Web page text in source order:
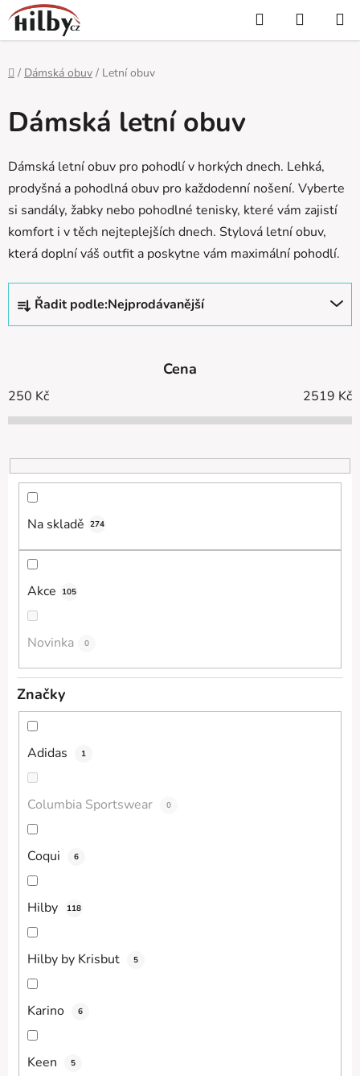
Přejít
na
obsah
Hledat
KOŠÍK
Domů
/ Dámská obuv / Letní obuv
Dámská letní obuv
Dámská letní obuv pro pohodlí v horkých dnech. Lehká,
prodyšná a pohodlná obuv pro každodenní nošení. Vyberte
si sandály, žabky nebo pohodlné tenisky, které vám zajistí
komfort i v těch nejteplejších dnech. Stylová letní obuv,
která doplní váš outfit a poskytne vám maximální pohodlí.
Ř
z
í
p
o
d
Řadit podle:Nejprodávanější
Cena
250 Kč 2519 Kč
Na skladě 274
Akce 105
Novinka 0
Značky
Adidas 1
Columbia Sportswear 0
Coqui 6
Hilby 118
Hilby by Krisbut 5
Karino 6
Keen 5